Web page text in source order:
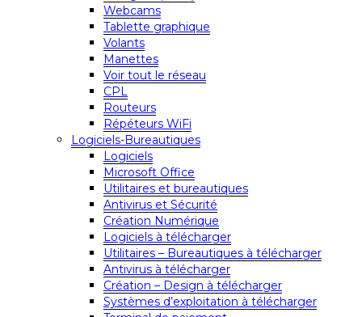
Webcams
Tablette graphique
Volants
Manettes
Voir tout le réseau
CPL
Routeurs
Répéteurs WiFi
Logiciels-Bureautiques
Logiciels
Microsoft Office
Utilitaires et bureautiques
Antivirus et Sécurité
Création Numérique
Logiciels à télécharger
Utilitaires – Bureautiques à télécharger
Antivirus à télécharger
Création – Design à télécharger
Systèmes d’exploitation à télécharger